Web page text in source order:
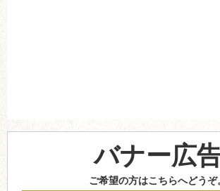
バナー広
ご希望の方はこちらへどうぞ